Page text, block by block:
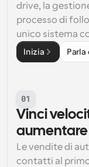
drive, la
processo di
unico sistema
Inizia
01
Vinci
aumentare
Le vendite di
contatti al